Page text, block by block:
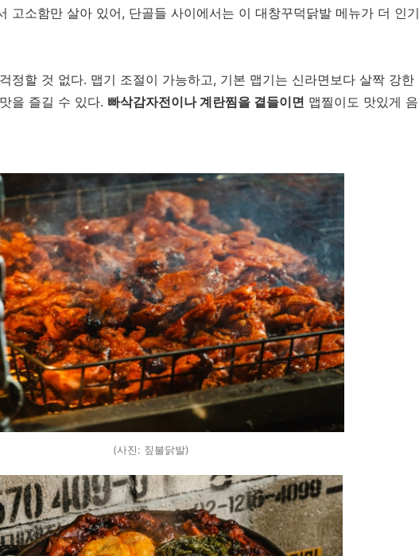
고소함만 살아 있어, 단골들 사이에서는 이 대창꾸덕닭발 메뉴가 더 인기
정할 것 없다. 맵기 조절이 가능하고, 기본 맵기는 신라면보다 살짝 강한
을 즐길 수 있다. 빠삭감자전이나 계란찜을 곁들이면 맵찔이도 맛있게 음
(사진: 짚불닭발)